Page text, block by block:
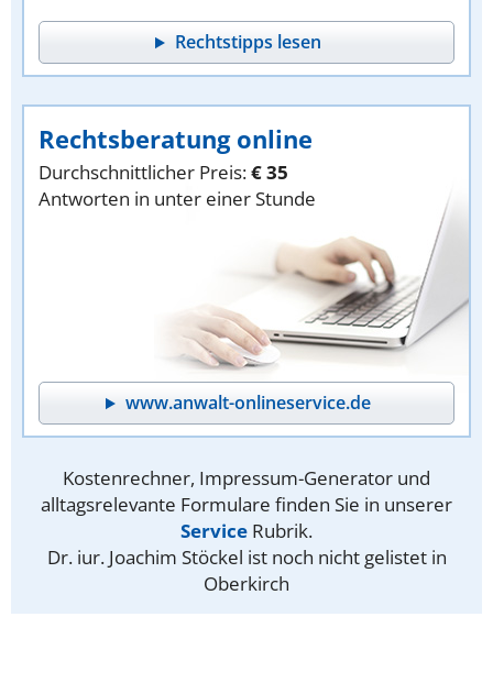
Rechtstipps lesen
Rechtsberatung online
Durchschnittlicher Preis:€ 35
Antworten in unter einer Stunde
www.anwalt-onlineservice.de
Kostenrechner, Impressum-Generator und
alltagsrelevante Formulare finden Sie in unserer
Service Rubrik.
Dr. iur. Joachim Stöckel ist noch nicht gelistet in
Oberkirch